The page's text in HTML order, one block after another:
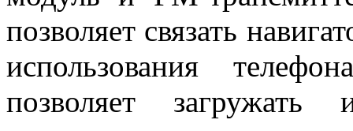
позволяет связать
использования
позволяет